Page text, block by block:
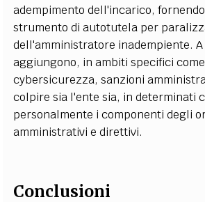
adempimento dell'incarico,
strumento di autotutela per
dell'amministratore inadempiente. A
aggiungono, in ambiti specifici
cybersicurezza, sanzioni
colpire sia l'ente sia, in determinati
personalmente i componenti degli
amministrativi e direttivi.
Conclusioni